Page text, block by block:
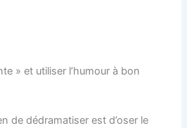
» et utiliser l’humour à bon
de dédramatiser est d’oser le